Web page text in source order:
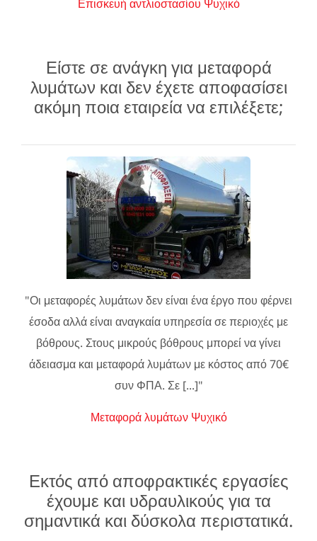
Επισκευή αντλιοστασίου Ψυχικό
Είστε σε ανάγκη για μεταφορά
λυμάτων και δεν έχετε αποφασίσει
ακόμη ποια εταιρεία να επιλέξετε;
"Οι μεταφορές λυμάτων δεν είναι ένα έργο που φέρνει
έσοδα αλλά είναι αναγκαία υπηρεσία σε περιοχές με
βόθρους. Στους μικρούς βόθρους μπορεί να γίνει
άδειασμα και μεταφορά λυμάτων με κόστος από 70€
συν ΦΠΑ. Σε [...]"
Μεταφορά λυμάτων Ψυχικό
Εκτός από αποφρακτικές εργασίες
έχουμε και υδραυλικούς για τα
σημαντικά και δύσκολα περιστατικά.